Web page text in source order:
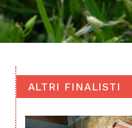
ALTRI FINALISTI